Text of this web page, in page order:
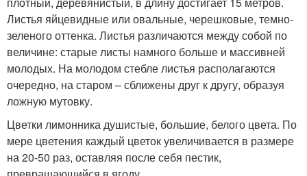
Листья яйцевидные или овальные, черешковые, темно-
зеленого оттенка. Листья различаются между собой по
величине: старые листы намного больше и массивней
молодых. На молодом стебле листья располагаются
очередно, на старом – сближены друг к другу, образуя
ложную мутовку.
Цветки лимонника душистые, большие, белого цвета. По
мере цветения каждый цветок увеличивается в размере
на 20-50 раз, оставляя после себя пестик,